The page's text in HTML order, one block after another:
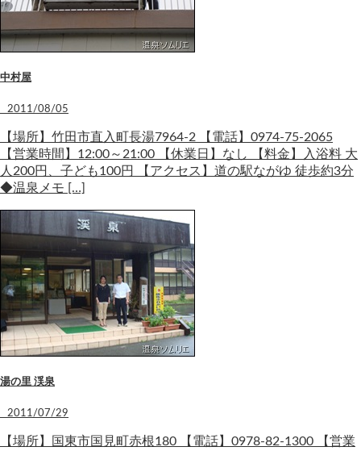
中村屋
2011/08/05
【場所】竹田市直入町長湯7964-2 【電話】0974-75-2065
【営業時間】12:00～21:00 【休業日】なし 【料金】入浴料 大
人200円、子ども100円 【アクセス】道の駅ながゆ 徒歩約3分
◆温泉メモ […]
湯の里 渓泉
2011/07/29
【場所】国東市国見町赤根180 【電話】0978-82-1300 【営業